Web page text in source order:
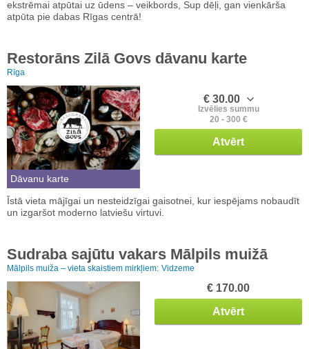
ekstrēmai atpūtai uz ūdens – veikbords, Sup dēļi, gan vienkārša
atpūta pie dabas Rīgas centrā!
Restorāns Zilā Govs dāvanu karte
Rīga
Dāvanu karte
€ 30.00
Izvēlies summu
20 - 300 €
Atvērt
Īstā vieta mājīgai un nesteidzīgai gaisotnei, kur iespējams nobaudīt
un izgaršot moderno latviešu virtuvi.
Sudraba sajūtu vakars Mālpils muižā
Mālpils muiža – vieta skaistiem mirkļiem: Vidzeme
€ 170.00
Atvērt